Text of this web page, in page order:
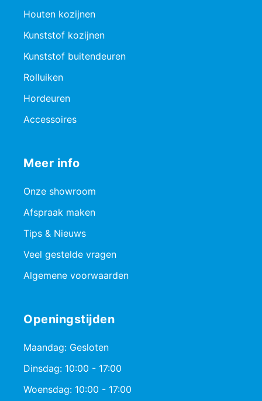
Houten kozijnen
Kunststof kozijnen
Kunststof buitendeuren
Rolluiken
Hordeuren
Accessoires
Meer info
Onze showroom
Afspraak maken
Tips & Nieuws
Veel gestelde vragen
Algemene voorwaarden
Openingstijden
Maandag: Gesloten
Dinsdag: 10:00 - 17:00
Woensdag: 10:00 - 17:00